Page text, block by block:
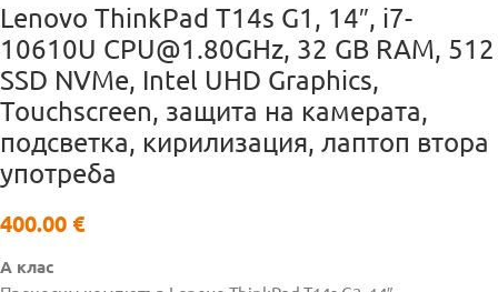
Lenovo ThinkPad T14s G1, 14″, i7-
10610U CPU@1.80GHz, 32 GB RAM, 512
SSD NVMe, Intel UHD Graphics,
Touchscreen, защита на камерата,
подсветка, кирилизация, лаптоп втора
употреба
400.00 €
А клас